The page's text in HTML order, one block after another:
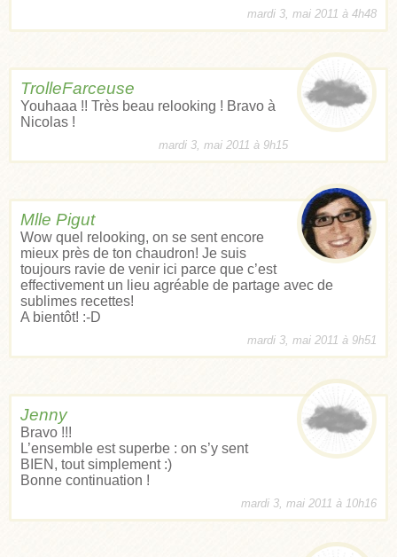
mardi 3, mai 2011 à 4h48
TrolleFarceuse
Youhaaa !! Très beau relooking ! Bravo à
Nicolas !
mardi 3, mai 2011 à 9h15
Mlle Pigut
Wow quel relooking, on se sent encore
mieux près de ton chaudron! Je suis
toujours ravie de venir ici parce que c’est
effectivement un lieu agréable de partage avec de
sublimes recettes!
A bientôt! :-D
mardi 3, mai 2011 à 9h51
Jenny
Bravo !!!
L’ensemble est superbe : on s’y sent
BIEN, tout simplement :)
Bonne continuation !
mardi 3, mai 2011 à 10h16